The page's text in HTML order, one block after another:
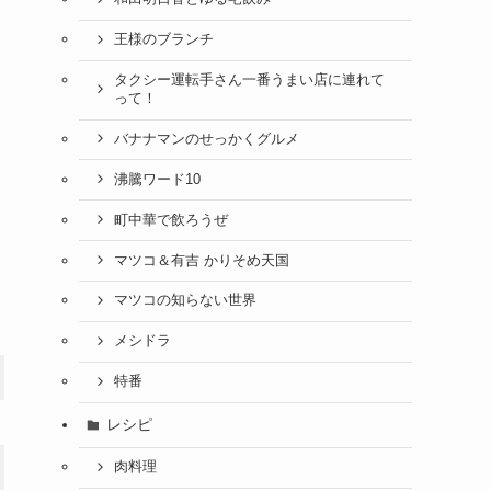
王様のブランチ
タクシー運転手さん一番うまい店に連れて
って！
バナナマンのせっかくグルメ
沸騰ワード10
町中華で飲ろうぜ
マツコ＆有吉 かりそめ天国
マツコの知らない世界
メシドラ
特番
レシピ
肉料理